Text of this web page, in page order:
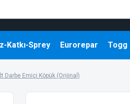
Katkı-Sprey Eurorepar Togg
Darbe Emici Köpük (Orijinal)